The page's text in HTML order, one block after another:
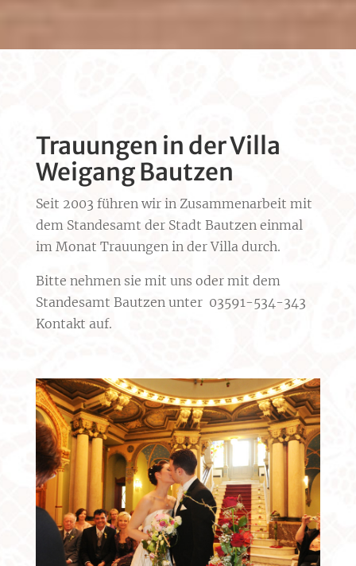
Trauungen in der Villa
Weigang Bautzen
Seit 2003 führen wir in Zusammenarbeit mit
dem Standesamt der Stadt Bautzen einmal
im Monat Trauungen in der Villa durch.
Bitte nehmen sie mit uns oder mit dem
Standesamt Bautzen unter 03591-534-343
Kontakt auf.